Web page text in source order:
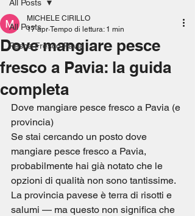
All Posts
Pesce Fresco Pavia
All Posts
Dove mangiare pesce
fresco a Pavia: la guida
completa
MICHELE CIRILLO
17 apr Tempo di lettura: 1 min
Dove mangiare pesce fresco a Pavia (e
provincia)
Se stai cercando un posto dove
mangiare pesce fresco a Pavia,
probabilmente hai già notato che le
opzioni di qualità non sono tantissime.
La provincia pavese è terra di risotti e
salumi — ma questo non significa che